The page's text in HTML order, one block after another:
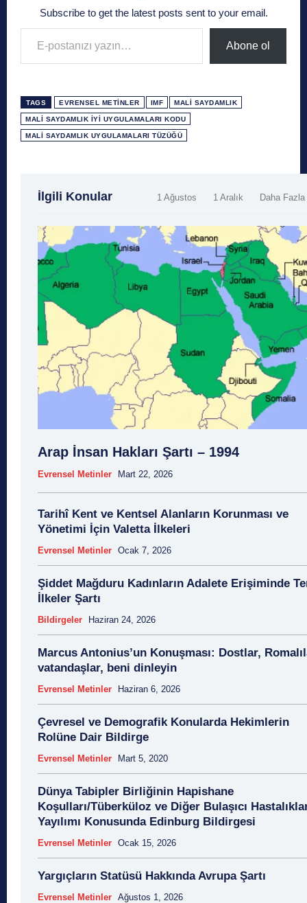
Subscribe to get the latest posts sent to your email.
E-postanızı yazın…
Abone ol
TAGS EVRENSEL METINLER IMF MALI SAYDAMLIK
MALI SAYDAMLIK İYI UYGULAMALARI KODU
MALI SAYDAMLIK UYGULAMALARI TÜZÜĞÜ
İlgili Konular 1 Ağustos 1 Aralık Daha Fazla
Arap İnsan Hakları Şartı – 1994
Evrensel Metinler Mart 22, 2026
​Tarihî Kent ve Kentsel Alanların Korunması ve
Yönetimi İçin Valetta İlkeleri
Evrensel Metinler Ocak 7, 2026
Şiddet Mağduru Kadınların Adalete Erişiminde
İlkeler Şartı
Bildirgeler Haziran 24, 2026
Marcus Antonius’un Konuşması: Dostlar,
vatandaşlar, beni dinleyin
Evrensel Metinler Haziran 6, 2026
Çevresel ve Demografik Konularda Hekimlerin
Rolüne Dair Bildirge
Evrensel Metinler Mart 5, 2020
Dünya Tabipler Birliğinin Hapishane
Koşulları/Tüberküloz ve Diğer Bulaşıcı
Yayılımı Konusunda Edinburg Bildirgesi
Evrensel Metinler Ocak 15, 2026
Yargıçların Statüsü Hakkında Avrupa Şartı
Evrensel Metinler Ağustos 1, 2026